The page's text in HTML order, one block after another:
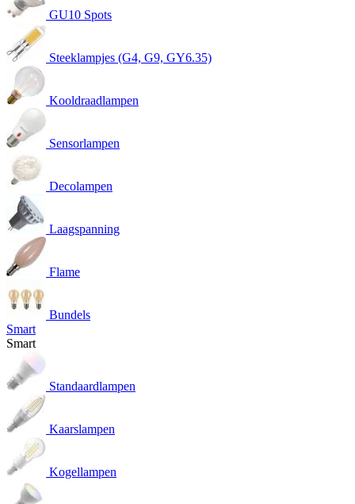
GU10 Spots
Steeklampjes (G4, G9, GY6.35)
Kooldraadlampen
Sensorlampen
Decolampen
Laagspanning
Flame
Bundels
Smart
Smart
Standaardlampen
Kaarslampen
Kogellampen